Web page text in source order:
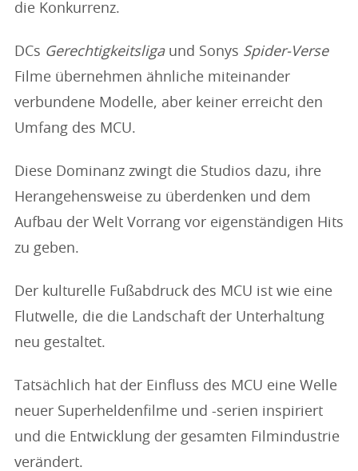
die Konkurrenz.
DCs Gerechtigkeitsligaund Sonys Spider-Verse
Filme übernehmen ähnliche miteinander
verbundene Modelle, aber keiner erreicht den
Umfang des MCU.
Diese Dominanz zwingt die Studios dazu, ihre
Herangehensweise zu überdenken und dem
Aufbau der Welt Vorrang vor eigenständigen Hits
zu geben.
Der kulturelle Fußabdruck des MCU ist wie eine
Flutwelle, die die Landschaft der Unterhaltung
neu gestaltet.
Tatsächlich hat der Einfluss des MCU eine Welle
neuer Superheldenfilme und -serien inspiriert
und die Entwicklung der gesamten Filmindustrie
verändert.